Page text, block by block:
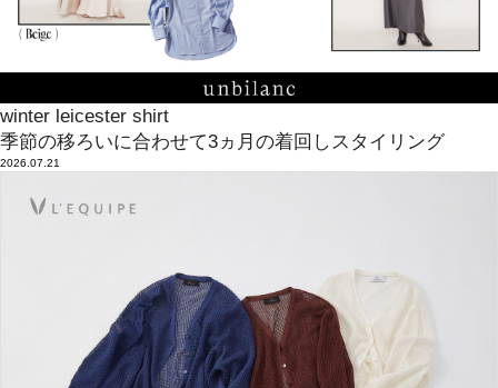
winter leicester shirt
季節の移ろいに合わせて3ヵ月の着回しスタイリング
2026.07.21